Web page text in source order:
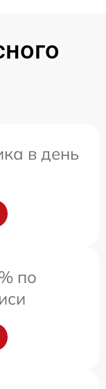
в день
по